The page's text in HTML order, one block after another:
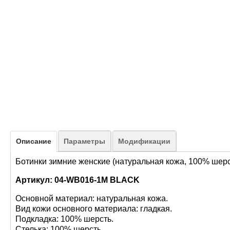
Описание Параметры Модификации
Ботинки зимние женские (натуральная кожа, 100%
Артикул: 04-WB016-1M BLACK
Основной материал: натуральная кожа.
Вид кожи основного материала: гладкая.
Подкладка: 100% шерсть.